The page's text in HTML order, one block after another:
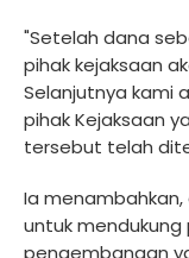
"Setelah dana
pihak kejaksaan
Selanjutnya kami
pihak Kejaksaan
tersebut telah
Ia
untuk
pengembangan